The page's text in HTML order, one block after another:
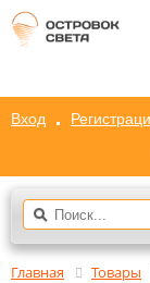
Вход
Главная Товары